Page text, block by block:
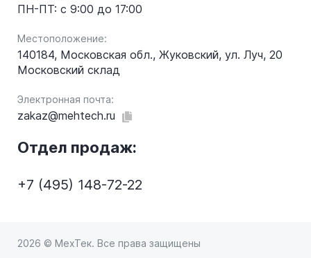
ПН-ПТ: с 9:00 до 17:00
Местоположение:
140184, Московская обл., Жуковский, ул. Луч, 20
Московский склад
Электронная почта:
zakaz@mehtech.ru
Отдел продаж:
+7 (495) 148-72-22
2026 © МехТек. Все права защищены